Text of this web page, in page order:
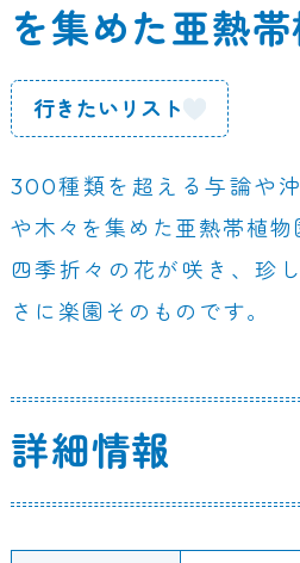
を集めた亜熱
行きたいリスト
300種類を超える与論や
や木々を集めた亜熱帯植物
四季折々の花が咲き、珍
さに楽園そのものです。
詳細情報